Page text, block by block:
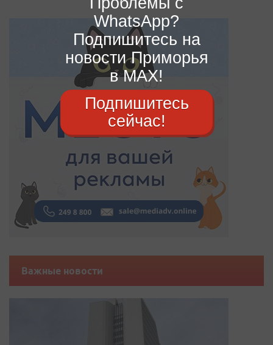
Важные новости
WhatsApp?
Подпишитесь на
новости Приморья
в MAX!
Подпишитесь
сейчас!